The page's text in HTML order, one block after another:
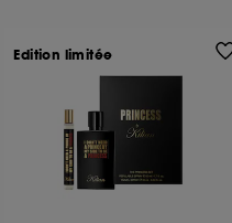
Edition limitée